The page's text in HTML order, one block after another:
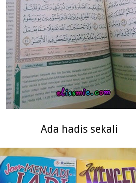
Ada hadis sekali